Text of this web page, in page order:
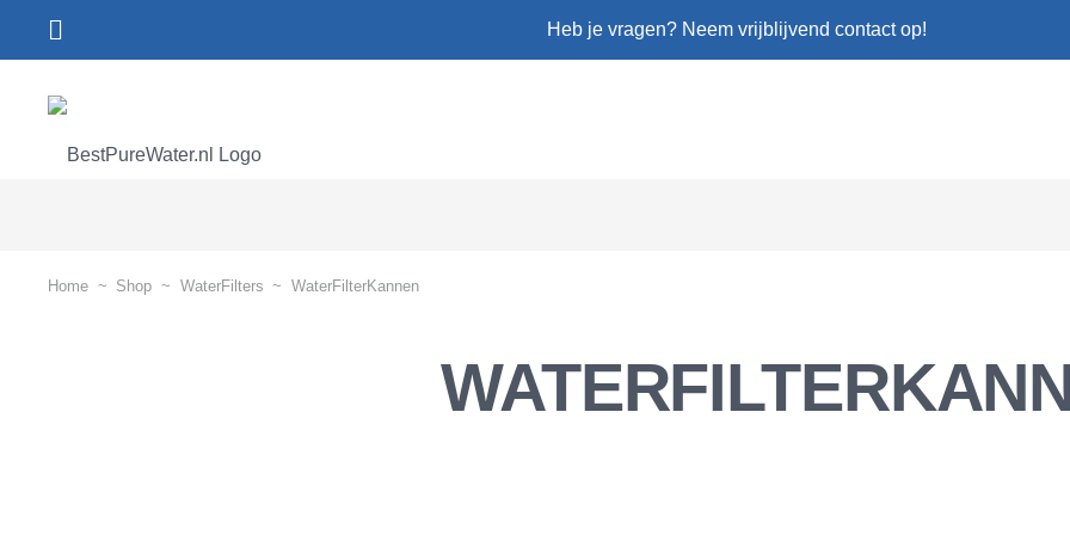
Heb je vragen? Neem vrijblijvend contact op!
Home ~ Shop ~ WaterFilters ~ WaterFilterKannen